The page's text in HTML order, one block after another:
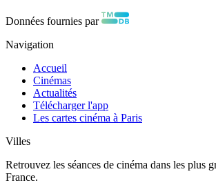
Données fournies par
Navigation
Accueil
Cinémas
Actualités
Télécharger l'app
Les cartes cinéma à Paris
Villes
Retrouvez les séances de cinéma dans les plus
France.